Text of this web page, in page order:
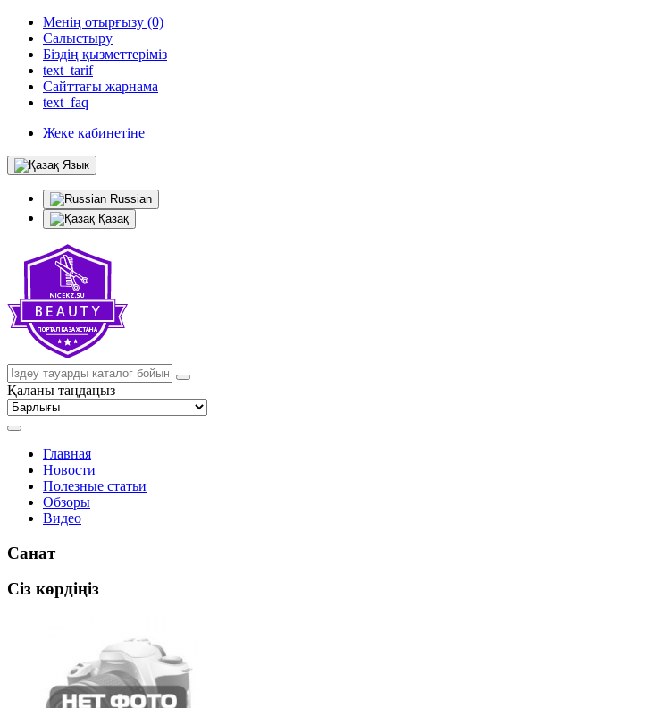
Менің отырғызу (0)
Салыстыру
Біздің қызметтеріміз
text_tarif
Сайттағы жарнама
text_faq
Жеке кабинетіне
Язык
Russian
Қазақ
Қаланы таңдаңыз
Главная
Новости
Полезные статьи
Обзоры
Видео
Санат
Сіз көрдіңіз